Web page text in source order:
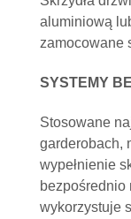
aluminiową
zamocowane
SYSTEMY
Stosowane
garderobach,
wypełnienie
bezpośrednio
wykorzystuje